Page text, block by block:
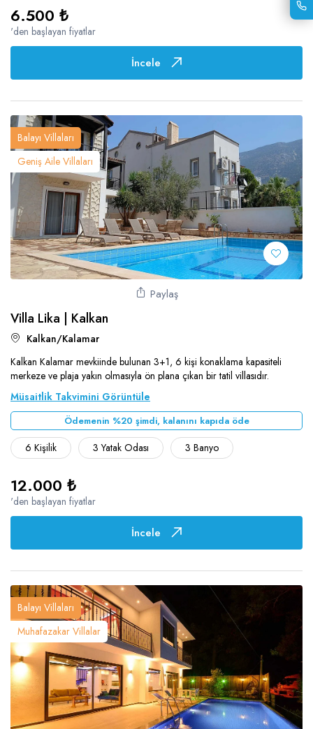
6.500 ₺
'den başlayan fiyatlar
İncele
Balayı Villaları
Geniş Aile Villaları
Paylaş
Villa Lika | Kalkan
Kalkan/Kalamar
Kalkan Kalamar mevkiinde bulunan 3+1, 6 kişi konaklama kapasiteli
merkeze ve plaja yakın olmasıyla ön plana çıkan bir tatil villasıdır.
Müsaitlik Takvimini Görüntüle
Ödemenin %20 şimdi, kalanını kapıda öde
6 Kişilik 3 Yatak Odası 3 Banyo
12.000 ₺
'den başlayan fiyatlar
İncele
Balayı Villaları
Muhafazakar Villalar